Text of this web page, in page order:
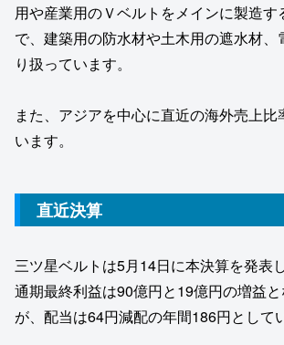
用や産業用のＶベルトをメインに製造す
で、建築用の防水材や土木用の遮水材、
り扱っています。
また、アジアを中心に直近の海外売上比
います。
直近決算
三ツ星ベルトは5月14日に本決算を発表
通期最終利益は90億円と19億円の増益
が、配当は64円減配の年間186円として